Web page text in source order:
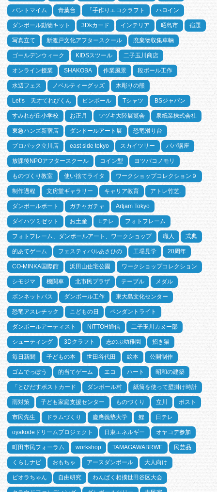
パントマイム 青葉台 「手作りエコクラフト ハロイン
ダンボール動物キット 3Dkカード インテリア 昭島市 宿題
写真立て 新渡戸文化アフタースクール 廃棄物収集車輛
ゴールデンウィーク KIDSスツール 二子玉川商店
オンライン授業 SHAKOBA 作業風景 段ボール工作
水辺フェス ノベルティーグッズ 木彫りの熊
Let’s 天才てれびくん ピンボール Tシャツ BSジャパン
すみれが丘小学校 お正月 ツヅキ大陸展覧会 泉紙業株式会社
東急ハンズ新宿店 ダンドールアート展 恐竜滑り台
プロパック立川店 east side tokyo スカイツリー パパ講座
放課後NPOアフタースクール コイン型 ヨツバコノモリ
ものづくり教室 使い捨てライタ ワークショップコレクション９
制作過程 文房堂ギャラリー キャリア教育 アトレ竹芝.
ダンボールボート ガチャガチャ Artjam Tokyo
ダイハツミゼット お土産 Eテレ フォトフレーム
フォトフレーム、ダンボールアート、ワークショップ 職人 式典
的あてゲーム フェスティバルあさひの 工場見学 20周年
CO-MINKA国際館 浜田山住宅公園 ワークショップコレクション
シモジマ 機関車 北市民プラザ テーブル メダル
ボンネットバス ダンボール工作 東大島文化センター
恐竜アスレチック こどもの日 ペンダントライト
ダンボールアーティスト NITTOH通信 二子玉川カヌー部
シューティング 3Dクラフト 志のぶ幼稚園 招き猫
毎日新聞 子どもの本 世田谷代田 絵本 公開制作
ゴムでっぽう 的当てゲーム エコ ハート 昭和の建築
「とびだすポストカード ダンボール村 紙筒を使って壁掛け時計
雨対策 子ども家庭支援センター ものづくり 立川 ポスト
市民先生 ドラムづくり 慶應義塾大学 鯉 日テレ
oyakodeドリームプロジェクト 日東エネルギー オヤコデ参加
町田市民フォーラム workshop TAMAGAWABRWE 民芸品
くらしナビ おもちゃ アースダンボール 大人向け
ビオラちゃん 自由研究 わんぱく相撲世田谷区大会